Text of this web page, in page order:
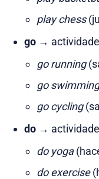
play chess
go→
go running
go swimming
go cycling
do→
do yoga
do exercise